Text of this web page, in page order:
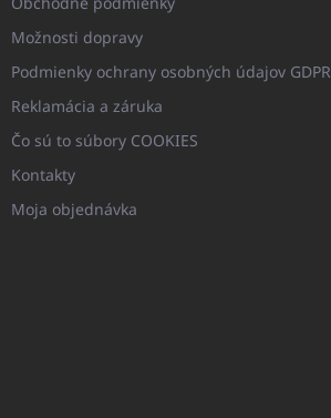
Možnosti dopravy
Podmienky ochrany osobných údajov GDPR
Reklamácia a záruka
Čo sú to súbory COOKIES
Kontakty
Moja objednávka